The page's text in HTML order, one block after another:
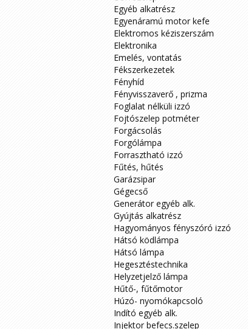
Egyéb alkatrész
Egyenáramú motor kefe
Elektromos kéziszerszám
Elektronika
Emelés, vontatás
Fékszerkezetek
Fényhíd
Fényvisszaverő , prizma
Foglalat nélküli izzó
Fojtószelep potméter
Forgácsolás
Forgólámpa
Forrasztható izzó
Fűtés, hűtés
Garázsipar
Gégecső
Generátor egyéb alk.
Gyújtás alkatrész
Hagyományos fényszóró izzó
Hátsó ködlámpa
Hátsó lámpa
Hegesztéstechnika
Helyzetjelző lámpa
Hűtő-, fűtőmotor
Húzó- nyomókapcsoló
Indító egyéb alk.
Injektor befecs.szelep